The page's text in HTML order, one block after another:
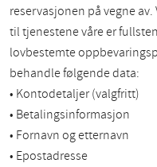
reservasjonen på vegne
til tjenestene våre er
lovbestemte
behandle følgende data:
• Kontodetaljer (valgfritt)
• Betalingsinformasjon
• Fornavn og etternavn
• Epostadresse